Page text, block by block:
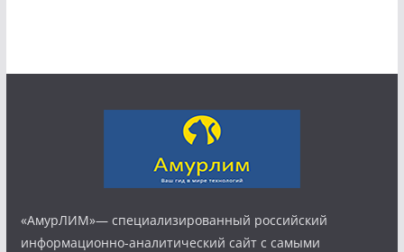
«АмурЛИМ»— специализированный российский
информационно-аналитический сайт с самыми